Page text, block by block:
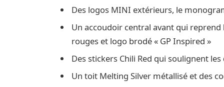
Des logos MINI extérieurs, le
Un accoudoir central avant qui reprend
rouges et logo brodé « GP Inspired »
Des stickers Chili Red qui soulignent
Un toit Melting Silver métallisé et des